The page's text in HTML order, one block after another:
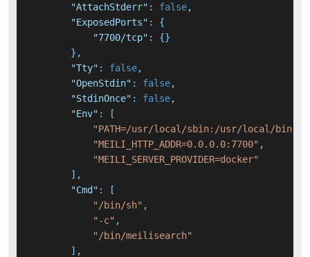
"AttachStderr" : false,
"ExposedPorts" :
{
"7700/tcp" : {}
} ,
"Tty" : false,
"OpenStdin" : false,
"StdinOnce" : false,
"Env" :
[
"PATH=/usr/local/sbin:/usr/local/
"MEILI_HTTP_ADDR=0.0.0.0:7700" ,
"MEILI_SERVER_PROVIDER=docker"
] ,
"Cmd" :
[
"/bin/sh" ,
"-c" ,
"/bin/meilisearch"
] ,